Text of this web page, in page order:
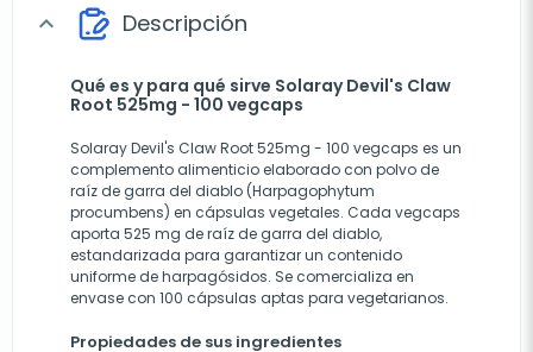
expand_more Descripción
Qué es y para qué sirve Solaray Devil's Claw
Root 525mg - 100 vegcaps
Solaray Devil's Claw Root 525mg - 100 vegcaps es un
complemento alimenticio elaborado con polvo de
raíz de garra del diablo (Harpagophytum
procumbens) en cápsulas vegetales. Cada vegcaps
aporta 525 mg de raíz de garra del diablo,
estandarizada para garantizar un contenido
uniforme de harpagósidos. Se comercializa en
envase con 100 cápsulas aptas para vegetarianos.
Propiedades de sus ingredientes